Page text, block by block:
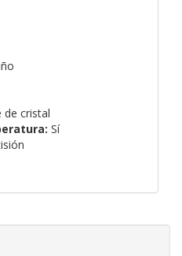
de cristal
Sí